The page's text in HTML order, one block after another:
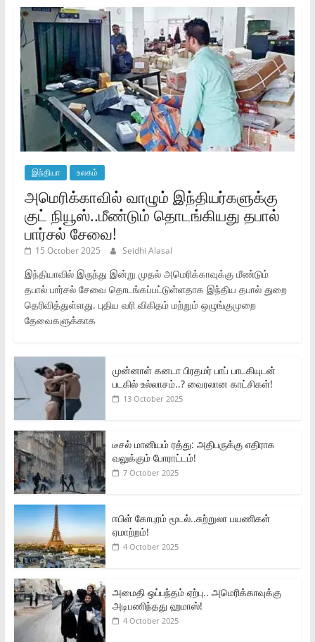
இந்தியா உலகம்
அமெரிக்காவில் வாழும் இந்தியர்களுக்கு
குட் நியூஸ்..மீண்டும் தொடங்கியது தபால்
பார்சல் சேவை!
15 October 2025 Seidhi Alasal
இந்தியாவில் இருந்து இன்று முதல் அமெரிக்காவுக்கு மீண்டும்
தபால் பார்சல் சேவை தொடங்கப்பட்டுள்ளதாக இந்திய தபால் துறை
தெரிவித்துள்ளது. புதிய வரி விகிதம் மற்றும் ஒழுங்குமுறை
தேவைகளுக்காக
முன்னாள் கனடா பிரதமர் பாப் பாடகியுடன்
படகில் உல்லாசம்..? வைரலான காட்சிகள்!
13 October 2025
டீசல் மானியம் ரத்து: அதிபருக்கு எதிராக
வலுக்கும் போராட்டம்!
7 October 2025
ஈபிள் கோபுரம் மூடல்..சுற்றுலா பயணிகள்
ஏமாற்றம்!
4 October 2025
அமைதி ஒப்பந்தம் ஏற்பு.. அமெரிக்காவுக்கு
அடிபணிந்தது ஹமாஸ்!
4 October 2025